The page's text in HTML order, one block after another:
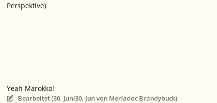
Perspektive)
Yeah Marokko!
Bearbeitet (30. Juni30. Junvon Meriadoc Brandybuck)